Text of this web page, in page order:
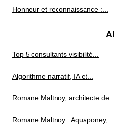
Honneur et reconnaissance :...
AI
Top 5 consultants visibilité...
Algorithme narratif, IA et...
Romane Maltnoy, architecte de...
Romane Maltnoy : Aquaponey,...